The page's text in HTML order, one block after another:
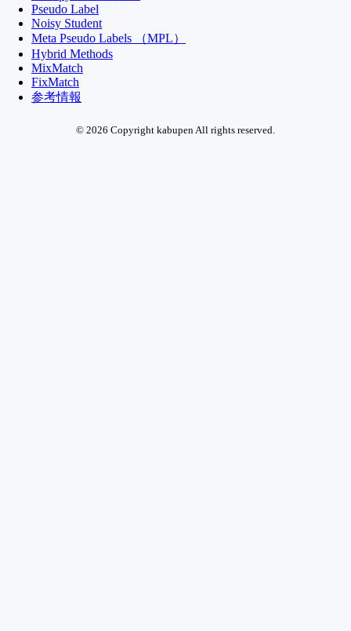
Pseudo Label
Noisy Student
Meta Pseudo Labels （MPL）
Hybrid Methods
MixMatch
FixMatch
参考情報
© 2026 Copyright kabupen All rights reserved.